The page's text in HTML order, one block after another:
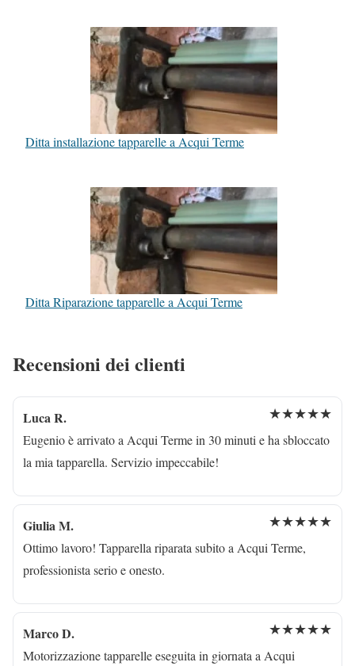
Ditta installazione tapparelle a Acqui Terme
Ditta Riparazione tapparelle a Acqui Terme
Recensioni dei clienti
Luca R. ★★★★★
Eugenio è arrivato a Acqui Terme in 30 minuti e ha sbloccato
la mia tapparella. Servizio impeccabile!
Giulia M. ★★★★★
Ottimo lavoro! Tapparella riparata subito a Acqui Terme,
professionista serio e onesto.
Marco D. ★★★★★
Motorizzazione tapparelle eseguita in giornata a Acqui